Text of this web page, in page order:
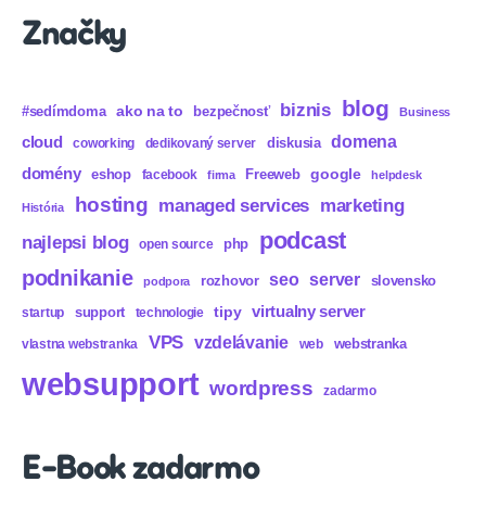
Značky
#sedímdoma ako na to bezpečnosť biznis blog Business
cloud coworking dedikovaný server diskusia domena
domény eshop facebook firma Freeweb google helpdesk
História hosting managed services marketing
najlepsi blog open source php podcast
podnikanie podpora rozhovor seo server slovensko
startup support technologie tipy virtualny server
vlastna webstranka VPS vzdelávanie web webstranka
websupport wordpress zadarmo
E-Book zadarmo